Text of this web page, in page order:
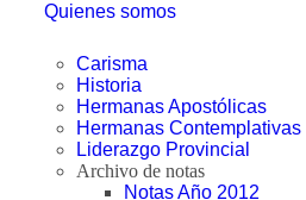
Quienes somos
Carisma
Historia
Hermanas Apostólicas
Hermanas Contemplativas
Liderazgo Provincial
Archivo de notas
Notas Año 2012